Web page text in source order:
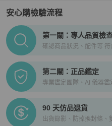
安心購檢驗流程
PopChill拍拍圈正品驗證、安
第一關：專人品質檢
確認商品狀況、配件等 符
第二關：正品鑑定
專業鑑定團隊、AI 儀器鑑
90 天仿品退貨
出貨錄影、防掉換封條、